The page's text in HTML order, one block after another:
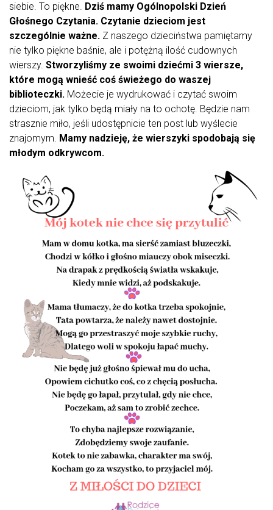
siebie. To piękne. Dziś mamy Ogólnopolski Dzień
Głośnego Czytania. Czytanie dzieciom jest
szczególnie ważne. Z naszego dzieciństwa pamiętamy
nie tylko piękne baśnie, ale i potężną ilość cudownych
wierszy. Stworzyliśmy ze swoimi dziećmi 3 wiersze,
które mogą wnieść coś świeżego do waszej
biblioteczki. Możecie je wydrukować i czytać swoim
dzieciom, jak tylko będą miały na to ochotę. Będzie nam
strasznie miło, jeśli udostępnicie ten post lub wyślecie
znajomym. Mamy nadzieję, że wierszyki spodobają się
młodym odkrywcom.